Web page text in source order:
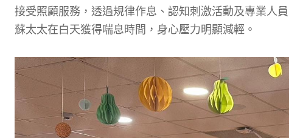
接受照顧服務，透過規律作息、認知刺激活動及專業人
蘇太太在白天獲得喘息時間，身心壓力明顯減輕。